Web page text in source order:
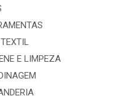
E LIMPEZA